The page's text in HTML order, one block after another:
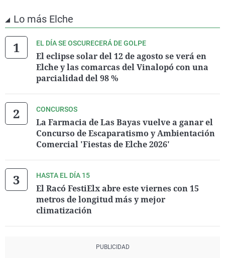
Lo más Elche
EL DÍA SE OSCURECERÁ DE GOLPE
El eclipse solar del 12 de agosto se verá en
Elche y las comarcas del Vinalopó con una
parcialidad del 98 %
CONCURSOS
La Farmacia de Las Bayas vuelve a ganar el
Concurso de Escaparatismo y Ambientación
Comercial 'Fiestas de Elche 2026'
HASTA EL DÍA 15
El Racó FestiElx abre este viernes con 15
metros de longitud más y mejor
climatización